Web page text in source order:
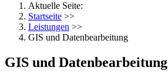
Aktuelle Seite:
Startseite >>
Leistungen >>
GIS und Datenbearbeitung
GIS und Datenbearbeitung